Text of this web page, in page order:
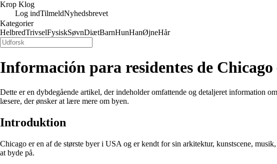
Krop Klog
Log indTilmeldNyhedsbrevet
Kategorier
HelbredTrivselFysiskSøvnDiætBarnHunHanØjneHår
Información para residentes de Chicago
Dette er en dybdegående artikel, der indeholder omfattende og detaljeret
læsere, der ønsker at lære mere om byen.
Introduktion
Chicago er en af de største byer i USA og er kendt for sin arkitektur, kunstscene,
at byde på.